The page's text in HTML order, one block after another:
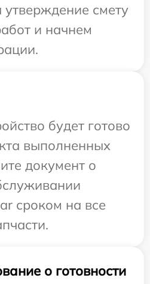
смету
и начнем
будет готово
выполненных
документ о
сроком на все
о готовности